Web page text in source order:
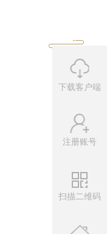
下载客户端
注册账号
扫描二维码